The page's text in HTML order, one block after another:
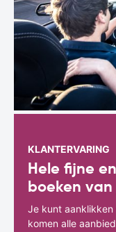
KLANTERVARING
Hele fijne
boeken
Je kunt
komen alle